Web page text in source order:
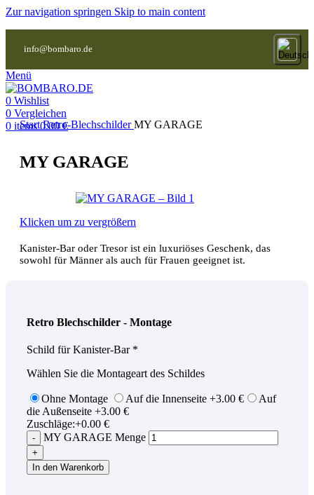
Zur navigation springen Skip to main content
info@bombaro.de
Menü
0 Wishlist
0 Vergleichen
0 items 0.00€
StartRetro-BlechschilderMY GARAGE
MY GARAGE
Klicken um zu vergrößern
Kanister-Bar oder Tresor ist ein luxuriöses Geschenk, das
sowohl für Männer als auch für Frauen geeignet ist.
Retro Blechschilder - Montage
Schild für Kanister-Bar *
Wählen Sie die Montageart des Schildes
Ohne Montage Auf die Innenseite +3.00 €
Auf
die Außenseite +3.00 €
Zuschläge:+0.00 €
MY GARAGE Menge
In den Warenkorb